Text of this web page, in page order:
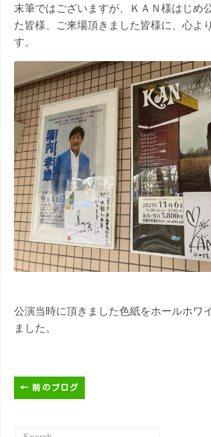
末筆ではございますが、ＫＡＮ様はじめ
た皆様、ご来場頂きました皆様に、心よ
す。
公演当時に頂きました色紙をホールホワ
ました。
← 前のブログ